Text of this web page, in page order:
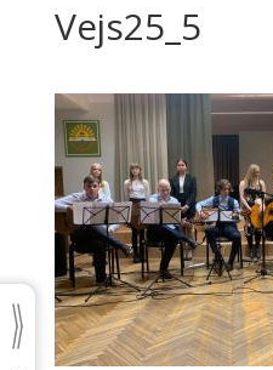
Vejs25_5